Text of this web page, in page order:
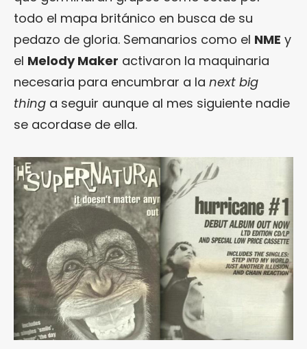
todo el mapa británico en busca de su
pedazo de gloria. Semanarios como el NME y
el Melody Maker activaron la maquinaria
necesaria para encumbrar a la next big
thing a seguir aunque al mes siguiente nadie
se acordase de ella.